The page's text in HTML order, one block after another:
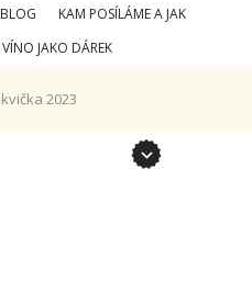
BLOG
KAM POSÍLÁME A JAK
JAKO DÁREK
2023